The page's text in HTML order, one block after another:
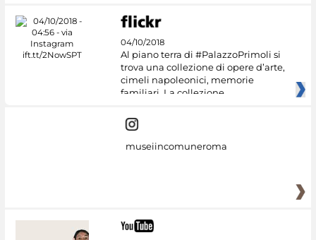
04/10/2018
Al piano terra di #PalazzoPrimoli si
trova una collezione di opere d’arte,
cimeli napoleonici, memorie
familiari. La collezione
museiincomuneroma